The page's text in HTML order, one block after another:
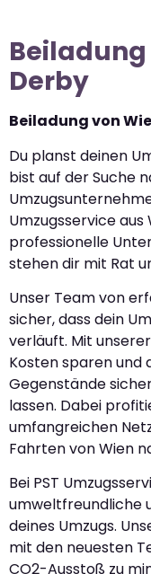
Derby
Beiladung von
Du planst deinen
bist auf der Suche
Umzugsservice
professionelle
stehen dir mit Rat
Unser Team von
sicher, dass dein
verläuft. Mit
Kosten sparen und
Gegenstände
lassen. Dabei
umfangreichen
Fahrten von Wien
Bei PST
umweltfreundliche
deines Umzugs.
mit den neuesten
CO2-Ausstoß zu